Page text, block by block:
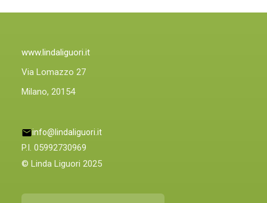
www.lindaliguori.it
Via Lomazzo 27
Milano, 20154
info@lindaliguori.it
P.I. 05992730969
© Linda Liguori 2025